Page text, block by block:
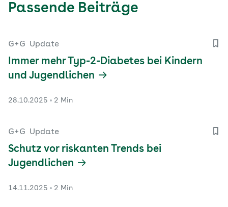
Passende Beiträge
G+G Update
Immer mehr Typ-2-Diabetes bei Kindern
und Jugendlichen
28.10.2025 2 Min
G+G Update
Schutz vor riskanten Trends bei
Jugendlichen
14.11.2025 2 Min